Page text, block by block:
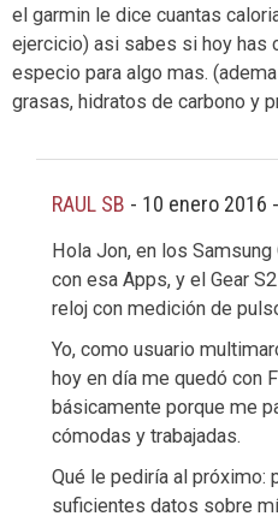
el garmin le dice cuantas
ejercicio) asi sabes si hoy has
especio para algo mas.
grasas, hidratos de carbono y
RAUL SB - 10 enero 2016
Hola Jon, en los
con esa Apps, y el Gear
reloj con medición de
Yo, como usuario
hoy en día me quedó con
básicamente porque me
cómodas y trabajadas.
Qué le pediría al próximo:
suficientes datos sobre